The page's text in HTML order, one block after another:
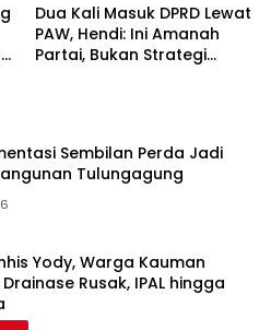
Dua Kali Masuk DPRD Lewat
PAW, Hendi: Ini Amanah
Partai, Bukan Strategi
Sembilan Perda Jadi
Tulungagung
Yody, Warga Kauman
Rusak, IPAL hingga